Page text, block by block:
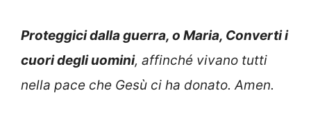
Proteggici dalla guerra, o Maria, Converti i
cuori degli uomini, affinché vivano tutti
nella pace che Gesù ci ha donato.Amen.